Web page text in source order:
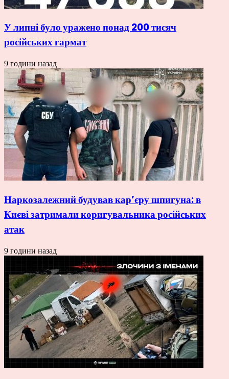
У липні було уражено понад 200 тисяч
російських гармат
9 години назад
Наркозалежний будував кар’єру шпигуна: в
Києві затримали коригувальника російських
атак
9 години назад